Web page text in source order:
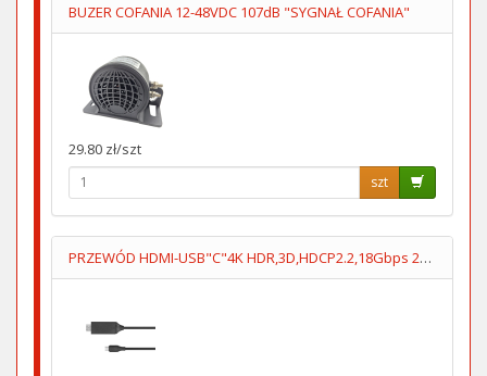
BUZER COFANIA 12-48VDC 107dB "SYGNAŁ COFANIA"
29.80 zł/szt
szt
PRZEWÓD HDMI-USB"C"4K HDR,3D,HDCP2.2,18Gbps 2m KM1249